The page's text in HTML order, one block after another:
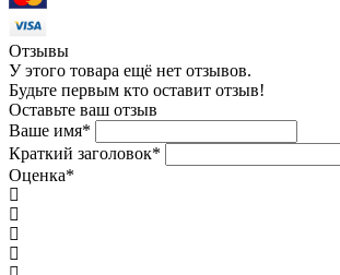
Отзывы
У этого товара ещё нет отзывов.
Будьте первым кто оставит отзыв!
Оставьте ваш отзыв
Ваше имя*
Краткий заголовок*
Оценка*